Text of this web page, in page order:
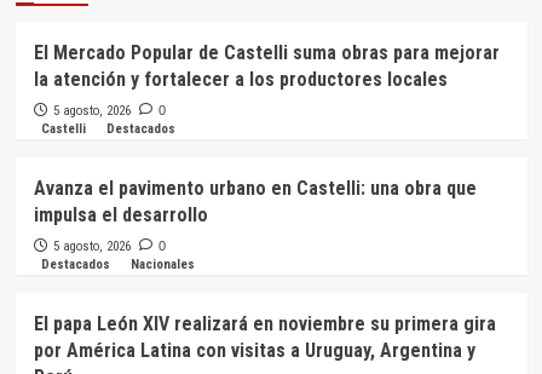
El Mercado Popular de Castelli suma obras para mejorar
la atención y fortalecer a los productores locales
5 agosto, 2026 0
Castelli Destacados
Avanza el pavimento urbano en Castelli: una obra que
impulsa el desarrollo
5 agosto, 2026 0
Destacados Nacionales
El papa León XIV realizará en noviembre su primera gira
por América Latina con visitas a Uruguay, Argentina y